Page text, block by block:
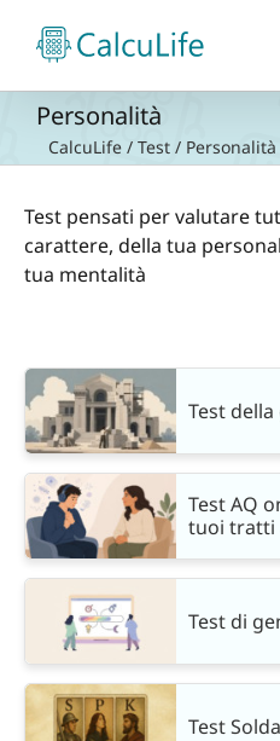
contenuto
Personalità
CalcuLife / Test / Personalità
Test pensati per valutare
carattere, della tua
tua mentalità
Test
Test AQ
tuoi tratti
Test di
Test